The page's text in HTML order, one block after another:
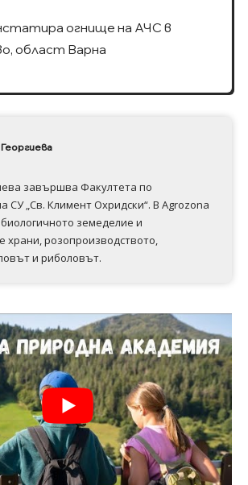
огнище на АЧС в
област Варна
завършва Факултета по
СУ „Св. Климент Охридски“. В Аgrozona
земеделие и
храни, розопроизводството,
и риболовът.